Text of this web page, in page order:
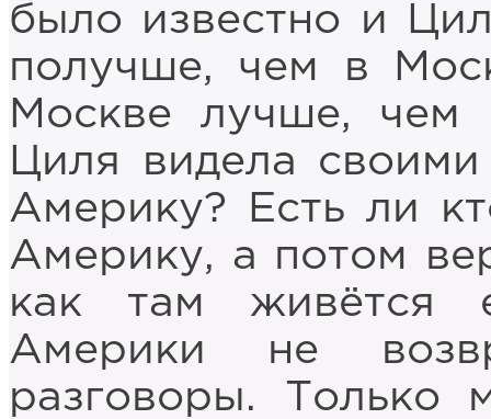
было известно и
получше, чем в
Москве лучше,
Циля видела
Америку? Есть ли
Америку, а потом
как там живётся
Америки не
разговоры.